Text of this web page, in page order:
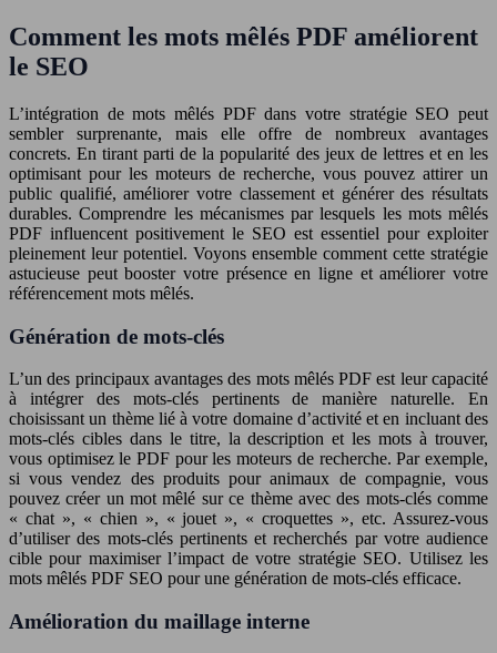
Comment les mots mêlés PDF améliorent
le SEO
L’intégration de mots mêlés PDF dans votre stratégie SEO peut
sembler surprenante, mais elle offre de nombreux avantages
concrets. En tirant parti de la popularité des jeux de lettres et en les
optimisant pour les moteurs de recherche, vous pouvez attirer un
public qualifié, améliorer votre classement et générer des résultats
durables. Comprendre les mécanismes par lesquels les mots mêlés
PDF influencent positivement le SEO est essentiel pour exploiter
pleinement leur potentiel. Voyons ensemble comment cette stratégie
astucieuse peut booster votre présence en ligne et améliorer votre
référencement mots mêlés.
Génération de mots-clés
L’un des principaux avantages des mots mêlés PDF est leur capacité
à intégrer des mots-clés pertinents de manière naturelle. En
choisissant un thème lié à votre domaine d’activité et en incluant des
mots-clés cibles dans le titre, la description et les mots à trouver,
vous optimisez le PDF pour les moteurs de recherche. Par exemple,
si vous vendez des produits pour animaux de compagnie, vous
pouvez créer un mot mêlé sur ce thème avec des mots-clés comme
« chat », « chien », « jouet », « croquettes », etc. Assurez-vous
d’utiliser des mots-clés pertinents et recherchés par votre audience
cible pour maximiser l’impact de votre stratégie SEO. Utilisez les
mots mêlés PDF SEO pour une génération de mots-clés efficace.
Amélioration du maillage interne